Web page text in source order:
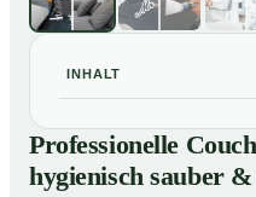
INHALT
01 Professionelle
sauber & direkt vor Ort
Professionelle
hygienisch sauber